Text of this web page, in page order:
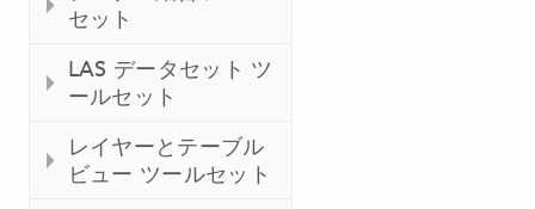
セット
LAS データセット ツ
ールセット
レイヤーとテーブル
ビュー ツールセット